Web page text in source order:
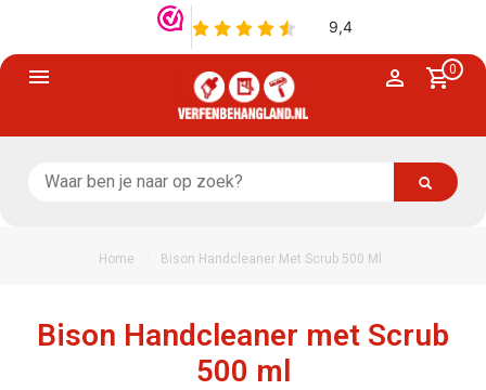
0
Home Bison Handcleaner Met Scrub 500 Ml
Bison Handcleaner met Scrub
500 ml